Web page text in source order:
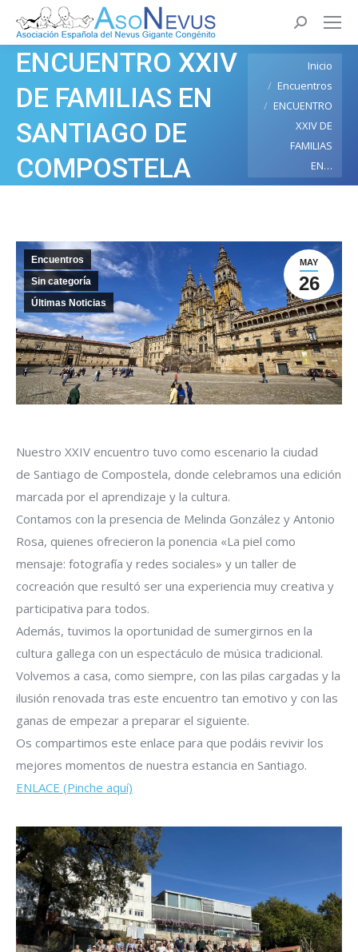
Buscar:
ENCUENTRO XXIV
DE FAMILIAS EN
SANTIAGO DE
COMPOSTELA
Inicio
Encuentros
ENCUENTRO
XXIV DE
FAMILIAS
EN…
MAY
26
Encuentros
Sin categoría
Últimas Noticias
Nuestro XXIV encuentro tuvo como escenario la ciudad
de Santiago de Compostela, donde celebramos una edición
marcada por el aprendizaje y la cultura.
Contamos con la presencia de Melinda González y Antonio
Rosa, quienes ofrecieron la ponencia «La piel como
mensaje: fotografía y redes sociales» y un taller de
cocreación que resultó ser una experiencia muy creativa y
participativa para todos.
Además, tuvimos la oportunidad de sumergirnos en la
cultura gallega con un espectáculo de música tradicional.
Volvemos a casa, como siempre, con las pilas cargadas y la
ilusión renovada tras este encuentro tan emotivo y con las
ganas de empezar a preparar el siguiente.
Os compartimos este enlace para que podáis revivir los
mejores momentos de nuestra estancia en Santiago.
ENLACE (Pinche aquí)